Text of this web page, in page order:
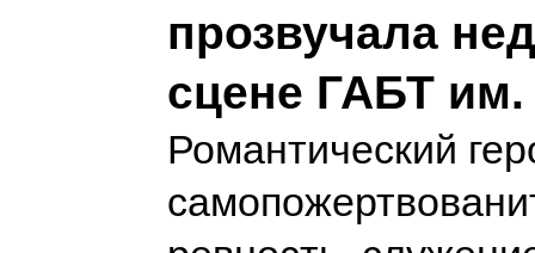
прозвучала
сцене ГАБТ
Романтический